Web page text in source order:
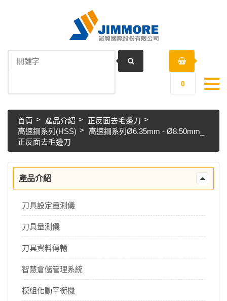
0
首頁 產品介紹
正反面去毛邊刀
高速鋼系列(HSS)
高速鋼系列Ø6.35mm - Ø8.50mm_
正反面去毛邊刀
產品介紹
刀具設定量測儀
刀具量測儀
刀具資料傳輸
智慧倉儲管理系統
模組化動平衡機